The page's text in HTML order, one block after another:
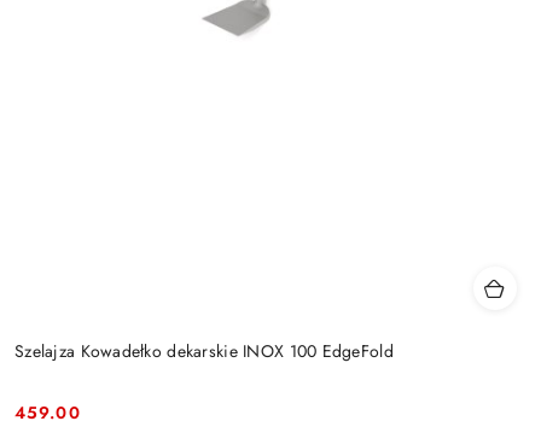
Szelajza Kowadełko dekarskie INOX 100 EdgeFold
459.00